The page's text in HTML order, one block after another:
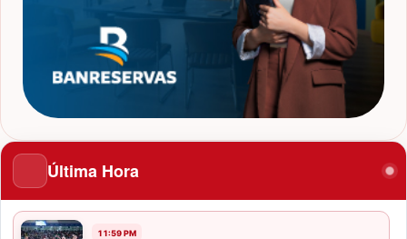
Última Hora
11:59 PM